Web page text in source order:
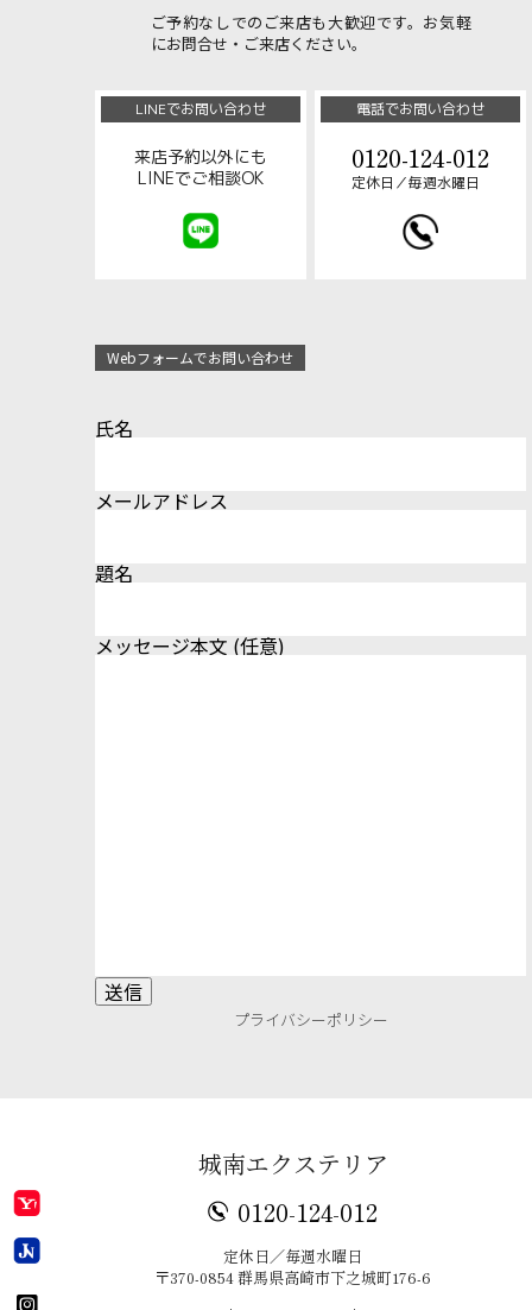
ご予約なしでのご来店も大歓迎です。お気軽
にお問合せ・ご来店ください。
LINEでお問い合わせ
来店予約以外にも
LINEでご相談OK
電話でお問い合わせ
0120-124-012
定休日／毎週水曜日
Webフォームでお問い合わせ
氏名
メールアドレス
題名
メッセージ本文 (任意)
プライバシーポリシー
城南エクステリア
0120-124-012
定休日／毎週水曜日
〒370-0854 群馬県高崎市下之城町176-6